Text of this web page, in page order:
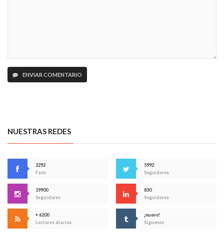
ENVIAR COMENTARIO
NUESTRAS REDES
2292
Fans
5992
Seguidores
19900
Seguidores
830
Seguidores
+ 6200
Lectores diarios
¡nuevo!
Síguenos